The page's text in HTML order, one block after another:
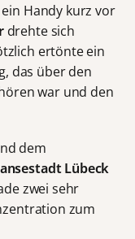
Handy kurz vor
drehte sich
ertönte ein
das über den
war und den
dem
Lübeck
zwei sehr
zum